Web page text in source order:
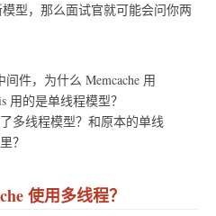
型，那么面试官就可能会问你两
件，为什么 Memcache 用
用的是单线程模型？
多线程模型？和原本的单线
？
使用多线程？